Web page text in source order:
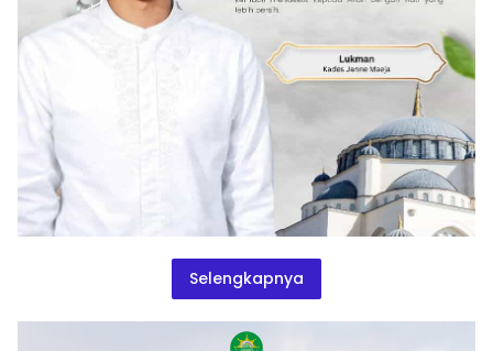
Selengkapnya